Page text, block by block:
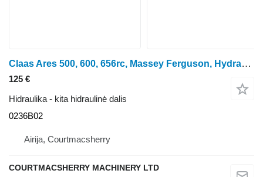
Claas Ares 500, 600, 656rc, Massey Ferguson, Hydraulic Lift Arm Rh 600 0236B02 ratinio traktoriaus
125 €
Hidraulika - kita hidraulinė dalis
0236B02
Airija, Courtmacsherry
COURTMACSHERRY MACHINERY LTD